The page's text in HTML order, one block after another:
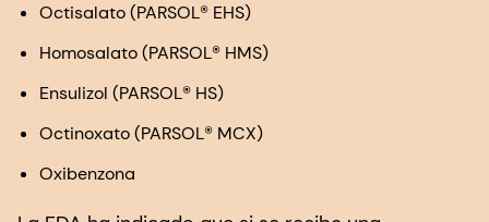
Octisalato (PARSOL® EHS)
Homosalato (PARSOL® HMS)
Ensulizol (PARSOL® HS)
Octinoxato (PARSOL® MCX)
Oxibenzona